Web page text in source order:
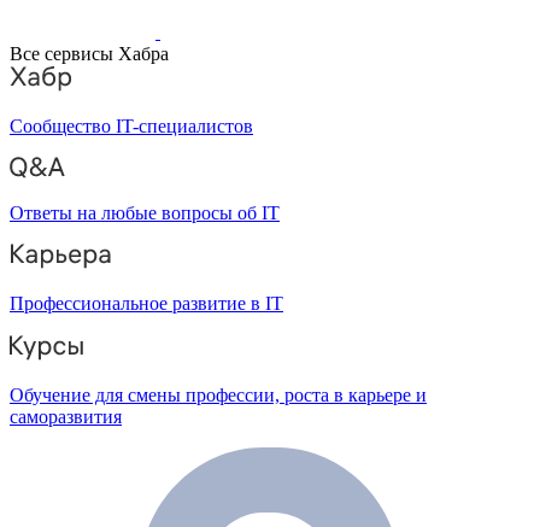
Все сервисы Хабра
Сообщество IT-специалистов
Ответы на любые вопросы об IT
Профессиональное развитие в IT
Обучение для смены профессии, роста в карьере и
саморазвития